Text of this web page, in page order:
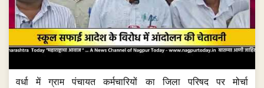
वर्धा में ग्राम पंचायत कर्मचारियों का जिला परिषद पर मोर्चा